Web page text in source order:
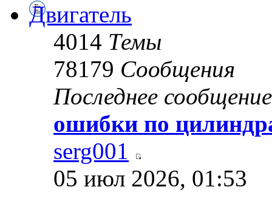
Двигатель
4014 Темы
78179 Сообщения
Последнее сообщение
ошибки по
serg001
05 июл 2026, 01:53